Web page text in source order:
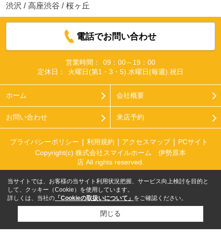
渋沢 / 高座渋谷 / 桜ヶ丘
電話でお問い合わせ
営業時間：
09：00～19：00
定休日：
火曜日(第1・3・5).水曜日(毎週).祝日
ホーム 会社概要
お問い合わせ 来店予約
プライバシーポリシー 利用規約 アクセスマップ
PCサイト
Copyright(c) 株式会社スマイルホーム 伊勢原本
店 All rights reserved.
当サイトでは、お客様の当サイト利用状況把握、サービス向上検討を目的と
して、クッキー（Cookie）を使用しています。
詳しくは、当社の 「Cookieの取扱いについて」 をご確認ください。
閉じる